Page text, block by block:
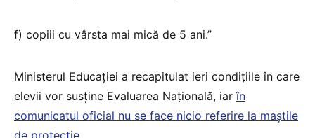
f) copiii cu vârsta mai mică de 5 ani.”
Ministerul Educației a recapitulat ieri condițiile în care
elevii vor susține Evaluarea Națională, iarîn
comunicatul oficial nu se face nicio referire la maștile
de protecție